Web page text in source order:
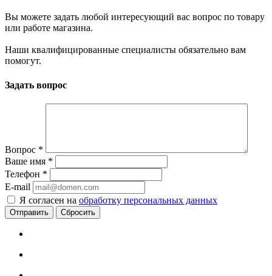
Вы можете задать любой интересующий вас вопрос по товару
или работе магазина.
Наши квалифицированные специалисты обязательно вам
помогут.
Задать вопрос
Вопрос *
Ваше имя *
Телефон *
E-mail
Я согласен на обработку персональных данных
Сбросить